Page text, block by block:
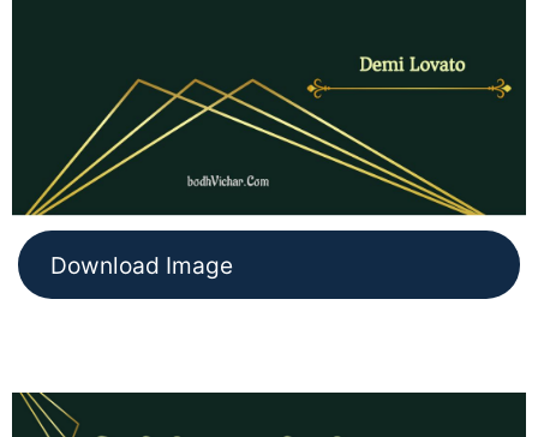
Download Image